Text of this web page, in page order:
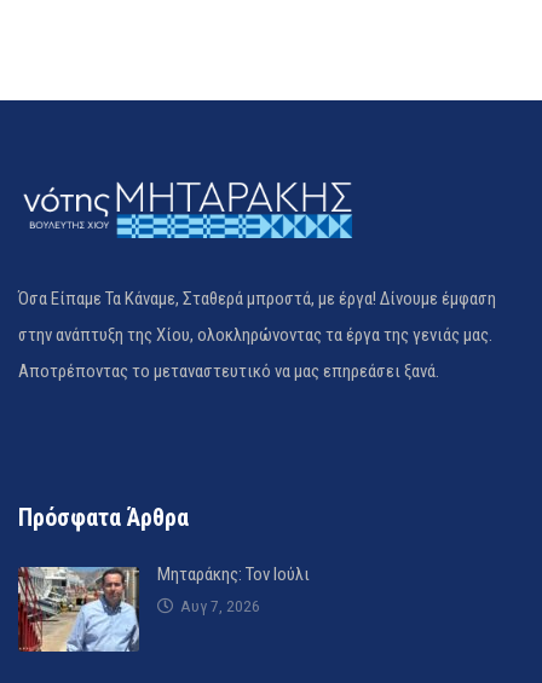
Όσα Είπαμε Τα Κάναμε, Σταθερά μπροστά, με έργα! Δίνουμε έμφαση
στην ανάπτυξη της Χίου, ολοκληρώνοντας τα έργα της γενιάς μας.
Αποτρέποντας το μεταναστευτικό να μας επηρεάσει ξανά.
Πρόσφατα Άρθρα
Μηταράκης: Τον Ιούλι
Αυγ 7, 2026